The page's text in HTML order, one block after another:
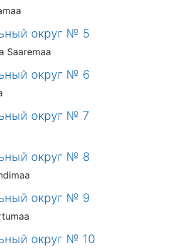
округ № 5
Saaremaa
округ № 6
округ № 7
округ № 8
округ № 9
округ № 10